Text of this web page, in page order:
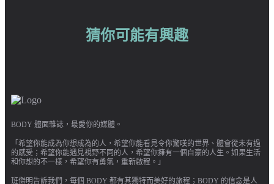
猜你可能有興趣
BODY 體面雜誌，最愛你的媒體。
「希望你能成為你想成為的人，希望你能看見令你驚嘆的世界、體會從未有過
的感受；希望你能遇見視野不同的人，希望你擁有一個自豪的人生。如果生活
和你想的不一樣，希望你有勇氣，重新啟程。」
班傑明告訴我們，每個 BODY 都有其獨特而美好的旅程；BODY 的信念是人